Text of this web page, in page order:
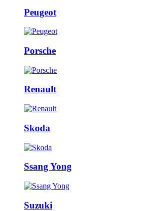
Peugeot
Porsche
Renault
Skoda
Ssang Yong
Suzuki